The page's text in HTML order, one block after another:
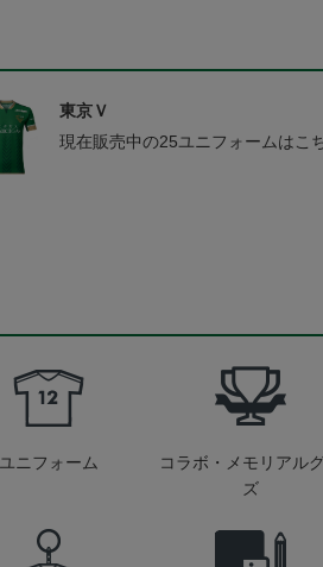
東京Ｖ
現在販売中の25ユニフォームはこ
ユニフォーム
コラボ・メモリアル
ズ